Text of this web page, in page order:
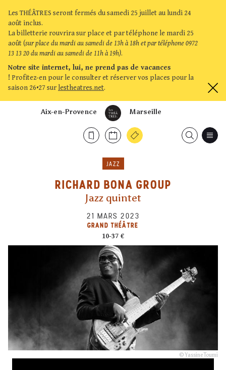
Les THÉÂTRES seront fermés du samedi 25 juillet au lundi 24
août inclus.
La billetterie rouvrira sur place et par téléphone le mardi 25
août (sur place du mardi au samedi de 13h à 18h et par téléphone 0972
13 13 20 du mardi au samedi de 11h à 19h).
Notre site internet, lui, ne prend pas de vacances
! Profitez-en pour le consulter et réserver vos places pour la
saison 26•27 sur lestheatres.net.
Marseille
Aix-en-Provence
JAZZ
RICHARD BONA GROUP
Jazz quintet
21 MARS 2023
GRAND THÉÂTRE
10-37 €
© Yassine Toumi